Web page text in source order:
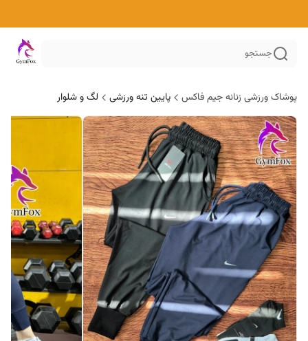
جستجو
پوشاک ورزشی زنانه جیم فاکس پایین تنه ورزشی لگ و شلوار